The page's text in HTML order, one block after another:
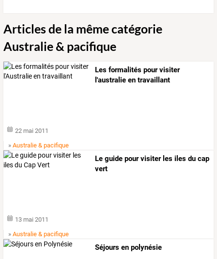
Articles de la même catégorie
Australie & pacifique
Les formalités pour visiter
l'australie en travaillant
22 mai 2011
»Australie & pacifique
Le guide pour visiter les iles du cap
vert
13 mai 2011
»Australie & pacifique
Séjours en polynésie